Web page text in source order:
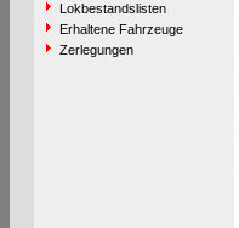
Lokbestandslisten
Erhaltene Fahrzeuge
Zerlegungen